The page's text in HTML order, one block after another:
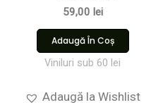
59,00 lei
Adaugă În Coș
Viniluri sub 60 lei
Adaugă la Wishlist